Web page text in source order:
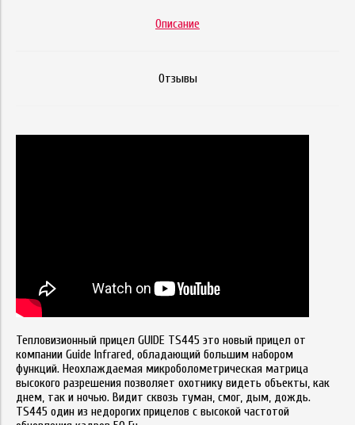
Описание
Отзывы
Тепловизионный прицел GUIDE TS445 это новый прицел от
компании Guide Infrared, обладающий большим набором
функций. Неохлаждаемая микроболометрическая матрица
высокого разрешения позволяет охотнику видеть объекты, как
днем, так и ночью. Видит сквозь туман, смог, дым, дождь.
TS445 один из недорогих прицелов с высокой частотой